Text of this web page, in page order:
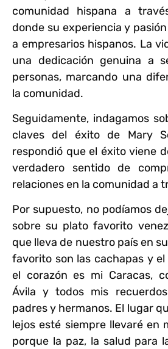
comunidad hispana a
donde su experiencia y
a empresarios hispanos. La
una dedicación genuina a
personas, marcando una
la comunidad.
Seguidamente, indagamos
claves del éxito de Mary
respondió que el éxito viene
verdadero sentido de
relaciones en la comunidad a
Por supuesto, no podíamos
sobre su plato favorito
que lleva de nuestro país en
favorito son las cachapas y
el corazón es mi Caracas,
Ávila y todos mis
padres y hermanos. El lugar
lejos esté siempre llevaré en
porque la paz, la salud para